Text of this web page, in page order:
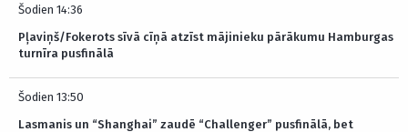
Šodien 14:36
Pļaviņš/Fokerots sīvā cīņā atzīst mājinieku pārākumu Hamburgas
turnīra pusfinālā
Šodien 13:50
Lasmanis un “Shanghai” zaudē “Challenger” pusfinālā, bet